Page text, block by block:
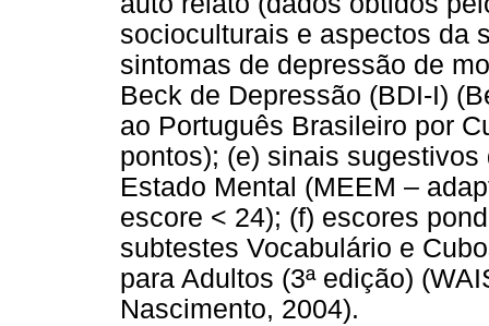
socioculturais e aspectos da
sintomas de depressão de
Beck de Depressão (BDI-I)
ao Português Brasileiro por
pontos); (e) sinais
Estado Mental (MEEM –
escore < 24); (f) escores
subtestes Vocabulário e
para Adultos (3ª edição)
Nascimento, 2004).